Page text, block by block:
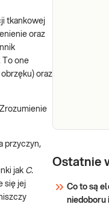
tkankowej
oraz
To one
oraz
przyczyn,
jak C.
się jej
DNA, met.
real time
Ostatnie
Co to są
niedoboru